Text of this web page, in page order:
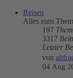
Reisen
Alles zum
197
3317
Letzter
von
04 Aug